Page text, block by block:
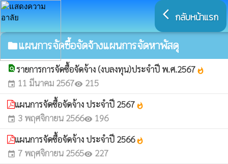
arrow_back_ios กลับหน้าแรก
folderแผนการจัดซื้อจัดจ้างแผนการจัดหาพัสดุ
find_in_pageรายการการจัดซื้อจัดจ้าง (งบลงทุน)ประจำปี พ.ศ.2567 whatshot
event 11 มีนาคม 2567visibility 215
แผนการจัดซื้อจัดจ้าง ประจำปี 2567 whatshot
event 3 พฤศจิกายน 2566visibility 196
แผนการจัดซื้อจัดจ้าง ประจำปี 2566whatshot
event 7 พฤศจิกายน 2565visibility 227